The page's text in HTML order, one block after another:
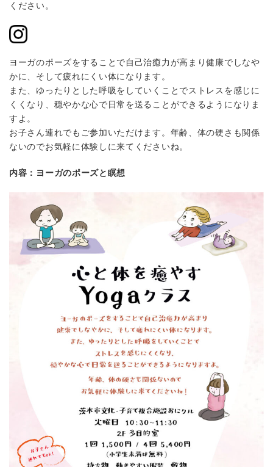
ください。
ヨーガのポーズをすることで自己治癒力が高まり健康でしなや
かに、そして疲れにくい体になります。
また、ゆったりとした呼吸をしていくことでストレスを感じに
くくなり、穏やかな心で日常を送ることができるようになりま
すよ。
お子さん連れでもご参加いただけます。年齢、体の硬さも関係
ないのでお気軽に体験しに来てくださいね。
内容：ヨーガのポーズと瞑想